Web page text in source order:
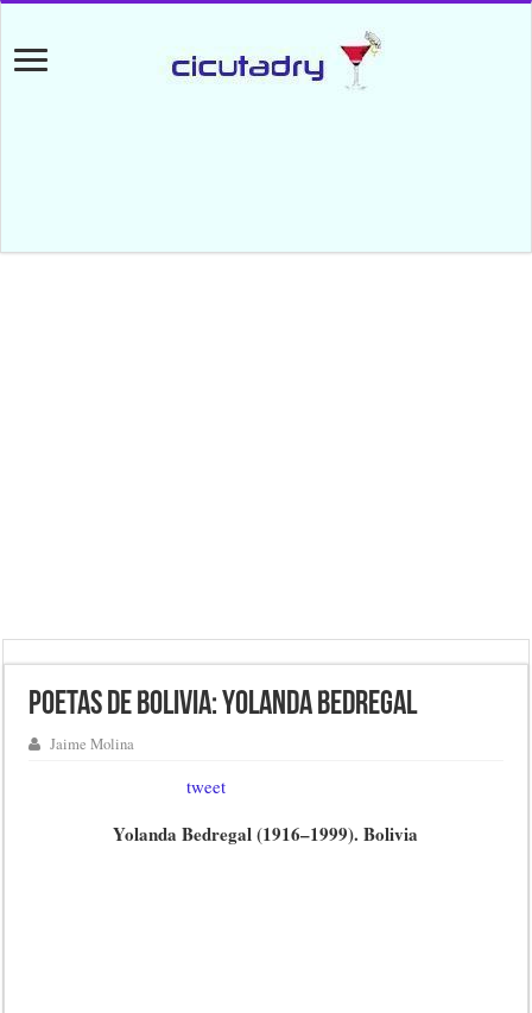
Poetas de Bolivia: Yolanda Bedregal
Jaime Molina
tweet
Yolanda Bedregal (1916–1999). Bolivia